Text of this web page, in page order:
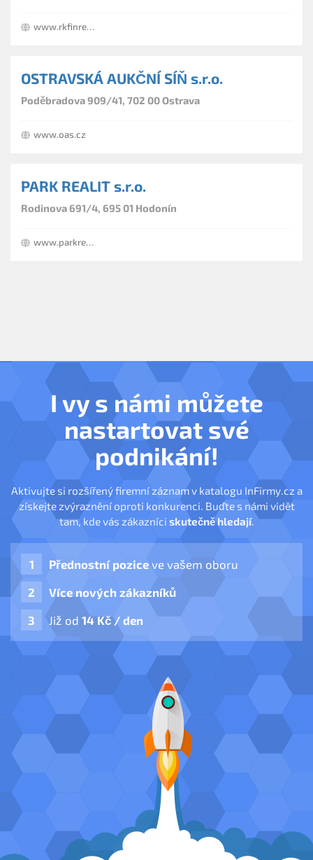
www.rkfinreal.cz
OSTRAVSKÁ AUKČNÍ SÍŇ s.r.o.
Poděbradova 909/41, 702 00 Ostrava
www.oas.cz
PARK REALIT s.r.o.
Rodinova 691/4, 695 01 Hodonín
www.parkrealit.cz
I vy s námi můžete
nastartovat své
podnikání!
Aktivujte si rozšířený firemní záznam v katalogu InFirmy.cz a
získejte zvýraznění oproti konkurenci. Buďte s námi vidět
tam, kde vás zákazníci skutečně hledají.
Přednostní pozice ve vašem oboru
Více nových zákazníků
Již od 14 Kč / den